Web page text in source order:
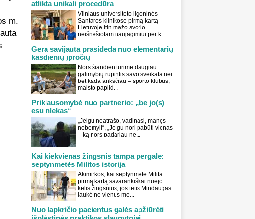
m.
atlikta unikali procedūra
Vilniaus universiteto ligoninės
Santaros klinikose pirmą kartą
Lietuvoje itin mažo svorio
neišnešiotam naujagimiui per k...
Gera savijauta prasideda nuo elementarių
kasdienių įpročių
Nors šiandien turime daugiau
galimybių rūpintis savo sveikata nei
bet kada anksčiau – sporto klubus,
maisto papild...
Priklausomybė nuo partnerio: „be jo(s)
esu niekas“
„Jeigu neatrašo, vadinasi, manęs
nebemyli“, „Jeigu nori pabūti vienas
– ką nors padariau ne...
Kai kiekvienas žingsnis tampa pergale:
septynmetės Militos istorija
Akimirkos, kai septynmetė Milita
pirmą kartą savarankiškai nuėjo
kelis žingsnius, jos tėtis Mindaugas
laukė ne vienus me...
Nuo lapkričio pacientus galės apžiūrėti